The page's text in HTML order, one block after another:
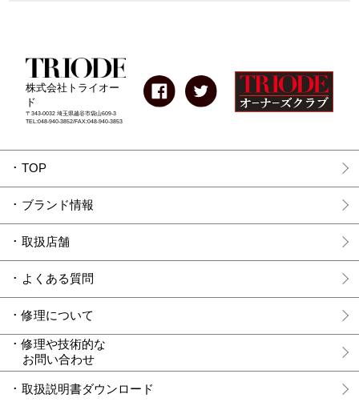
株式会社トライオー
ド
〒343-0032 埼玉県越谷市袋山609-3
TEL:048-940-3852/FAX:048-940-3853
TOP
ブランド情報
取扱店舗
よくある質問
修理について
修理や技術的な
お問い合わせ
取扱説明書ダウンロード